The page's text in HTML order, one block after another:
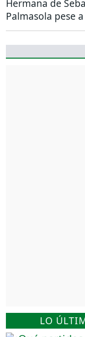
LO
Hermana de
Palmasola pese